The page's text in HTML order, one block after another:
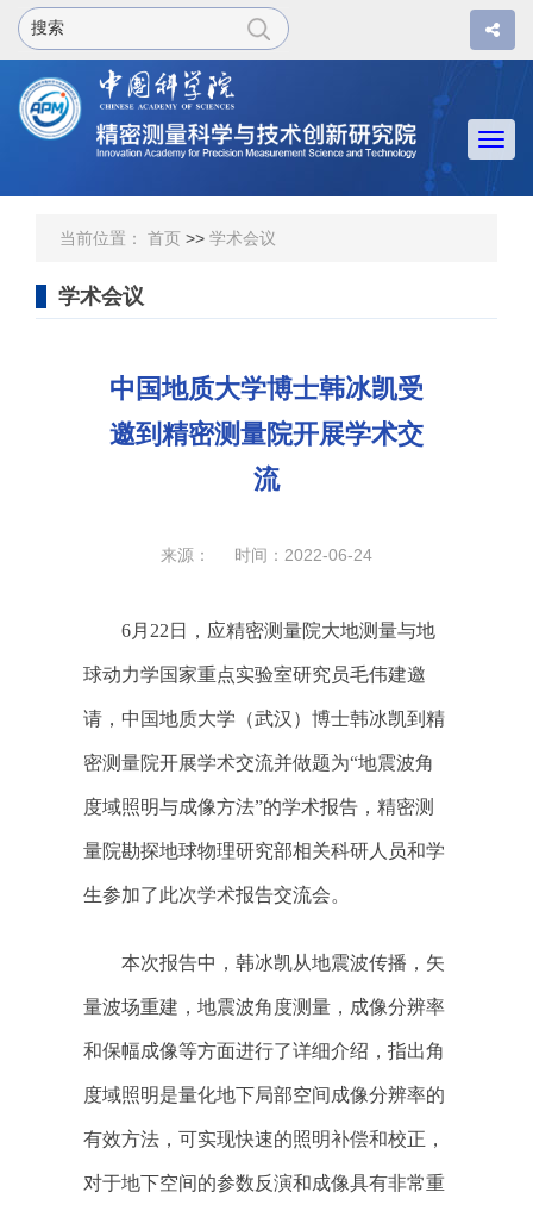
当前位置： 首页 >> 学术会议
学术会议
中国地质大学博士韩冰凯受
邀到精密测量院开展学术交
流
来源： 时间：2022-06-24
6月 22日，应精密测量院大地测量与地
球动力学国家重点实验室研究员毛伟建邀
请，中国地质大学（武汉）博士韩冰凯到精
密测量院开展学术交流并做题为“地震波角
度域照明与成像方法”的学术报告，精密测
量院勘探地球物理研究部相关科研人员和学
生参加了此次学术报告交流会。
本次报告中，韩冰凯从地震波传播，矢
量波场重建，地震波角度测量，成像分辨率
和保幅成像等方面进行了详细介绍，指出角
度域照明是量化地下局部空间成像分辨率的
有效方法，可实现快速的照明补偿和校正，
对于地下空间的参数反演和成像具有非常重